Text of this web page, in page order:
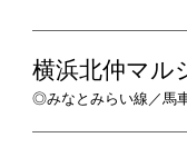
横浜北仲マル
◎みなとみらい線／馬